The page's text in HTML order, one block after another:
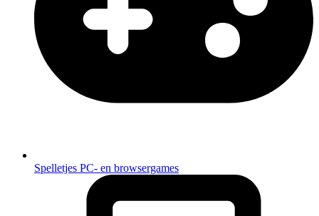
Spelletjes PC- en browsergames